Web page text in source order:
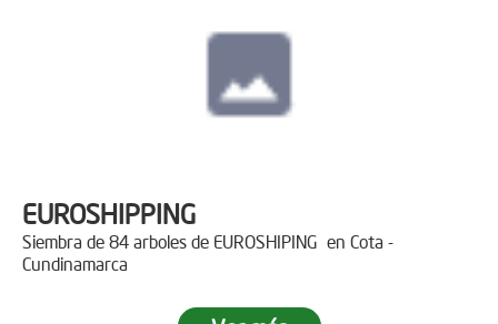
EUROSHIPPING
Siembra de 84 arboles de EUROSHIPING en Cota -
Cundinamarca